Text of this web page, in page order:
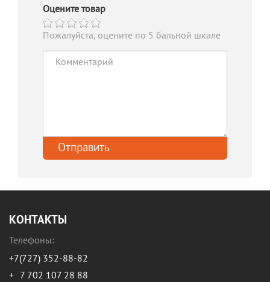
Оцените товар
Пожалуйста, оцените по 5 бальной шкале
КОНТАКТЫ
Телефоны:
+7(727) 352-88-82
+ 7 702 107 28 88